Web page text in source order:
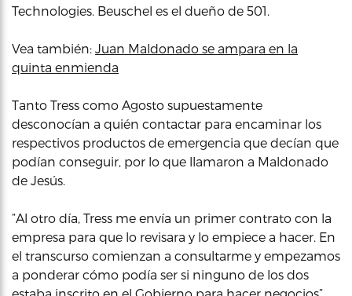
Technologies. Beuschel es el dueño de 501.
Vea también: Juan Maldonado se ampara en la
quinta enmienda
Tanto Tress como Agosto supuestamente
desconocían a quién contactar para encaminar los
respectivos productos de emergencia que decían que
podían conseguir, por lo que llamaron a Maldonado
de Jesús.
“Al otro día, Tress me envía un primer contrato con la
empresa para que lo revisara y lo empiece a hacer. En
el transcurso comienzan a consultarme y empezamos
a ponderar cómo podía ser si ninguno de los dos